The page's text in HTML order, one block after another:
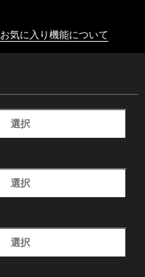
お気に入り機能について
選択
選択
選択